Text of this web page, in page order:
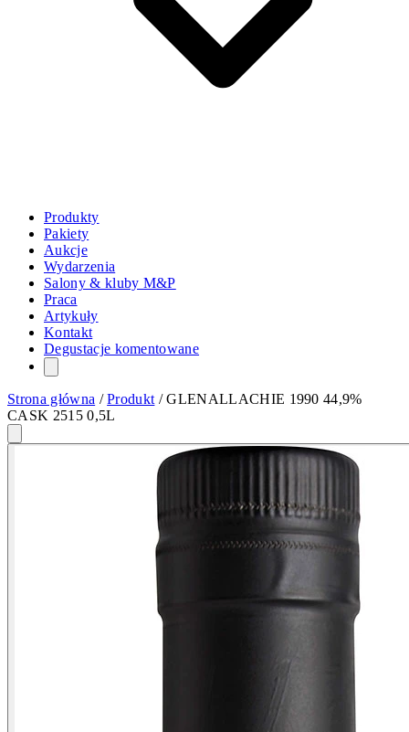
Produkty
Pakiety
Aukcje
Wydarzenia
Salony & kluby M&P
Praca
Artykuły
Kontakt
Degustacje komentowane
Strona główna /Produkt /GLENALLACHIE 1990 44,9%
CASK 2515 0,5L